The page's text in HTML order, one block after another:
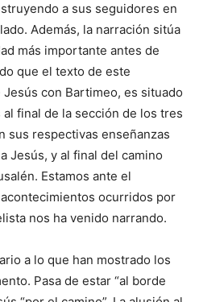
a sus seguidores en
Además, la narración sitúa
más importante antes de
que el texto de este
con Barti­meo, es situado
final de la sección de los tres
sus respectivas enseñanzas
Jesús, y al final del camino
Estamos ante el
ocurridos por
nos ha venido narrando.
a lo que han mostrado los
Pasa de estar “al borde